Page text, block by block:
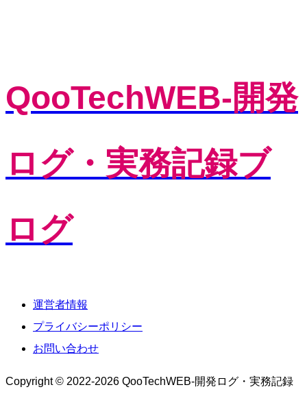
QooTechWEB-開発
ログ・実務記録ブ
ログ
運営者情報
プライバシーポリシー
お問い合わせ
Copyright © 2022-2026 QooTechWEB-開発ログ・実務記録